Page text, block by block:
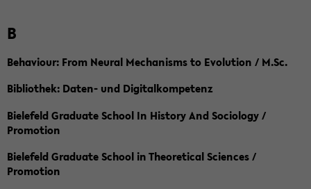
B
Behaviour: From Neural Mechanisms to Evolution / M.Sc.
Bibliothek: Daten- und Digitalkompetenz
Bielefeld Graduate School In History And Sociology /
Promotion
Bielefeld Graduate School in Theoretical Sciences /
Promotion